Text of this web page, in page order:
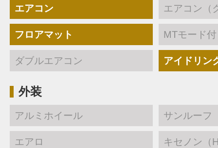
エアコン エアコン（
フロアマット MTモード
ダブルエアコン アイドリン
外装
アルミホイール サンルーフ
エアロ キセノン（